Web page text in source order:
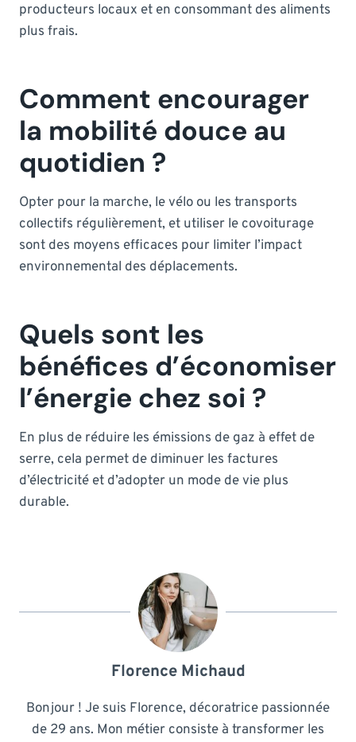
producteurs locaux et en consommant des aliments
plus frais.
Comment encourager
la mobilité douce au
quotidien ?
Opter pour la marche, le vélo ou les transports
collectifs régulièrement, et utiliser le covoiturage
sont des moyens efficaces pour limiter l’impact
environnemental des déplacements.
Quels sont les
bénéfices d’économiser
l’énergie chez soi ?
En plus de réduire les émissions de gaz à effet de
serre, cela permet de diminuer les factures
d’électricité et d’adopter un mode de vie plus
durable.
Florence Michaud
Bonjour ! Je suis Florence, décoratrice passionnée
de 29 ans. Mon métier consiste à transformer les